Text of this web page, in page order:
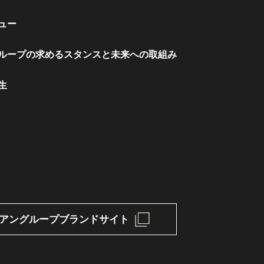
ー
ープの求めるスタンスと未来への取組み
ングループブランドサイト